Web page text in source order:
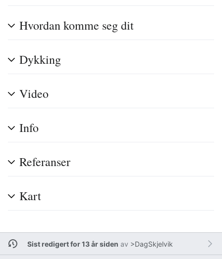
Hvordan komme seg dit
Dykking
Video
Info
Referanser
Kart
Sist redigert for 13 år siden av >DagSkjelvik